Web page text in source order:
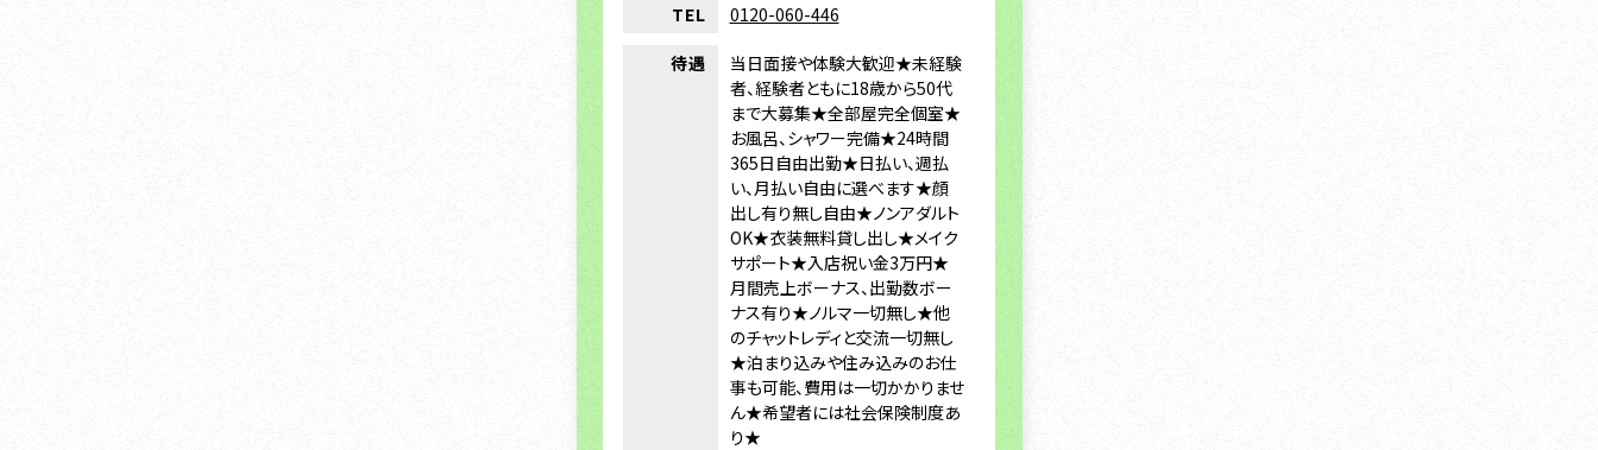
TEL 0120-060-446
待遇
当日面接や体験大歓迎★未経験
者、経験者ともに18歳から50代
まで大募集★全部屋完全個室★
お風呂、シャワー完備★24時間
365日自由出勤★日払い、週払
い、月払い自由に選べます★顔
出し有り無し自由★ノンアダルト
OK★衣装無料貸し出し★メイク
サポート★入店祝い金3万円★
月間売上ボーナス、出勤数ボー
ナス有り★ノルマ一切無し★他
のチャットレディと交流一切無し
★泊まり込みや住み込みのお仕
事も可能、費用は一切かかりませ
ん★希望者には社会保険制度あ
り★